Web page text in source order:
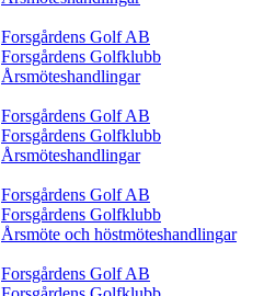
Forsgårdens Golf AB
Forsgårdens Golfklubb
Årsmöteshandlingar
Forsgårdens Golf AB
Forsgårdens Golfklubb
Årsmöteshandlingar
Forsgårdens Golf AB
Forsgårdens Golfklubb
Årsmöte och höstmöteshandlingar
Forsgårdens Golf AB